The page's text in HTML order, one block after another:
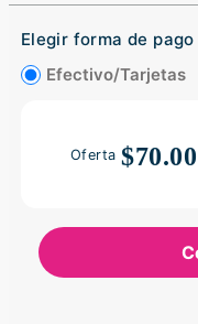
Elegir forma de pago
Efectivo/Tarjetas
Oferta$70.00